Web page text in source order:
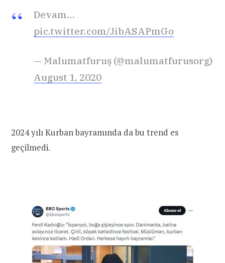
Devam…
pic.twitter.com/JibASAPmGo
— Malumatfuruş (@malumatfurusorg)
August 1, 2020
2024 yılı Kurban bayramında da bu trend es
geçilmedi.